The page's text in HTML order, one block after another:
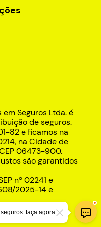
Seguros Ltda. é
de seguros.
82 e ficamos na
na Cidade de
06473-900.
são garantidos
nº 02241 e
2025-14 e
faça agora